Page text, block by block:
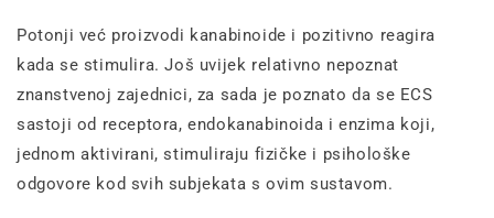
Potonji već proizvodi kanabinoide i pozitivno reagira
kada se stimulira. Još uvijek relativno nepoznat
znanstvenoj zajednici, za sada je poznato da se ECS
sastoji od receptora, endokanabinoida i enzima koji,
jednom aktivirani, stimuliraju fizičke i psihološke
odgovore kod svih subjekata s ovim sustavom.